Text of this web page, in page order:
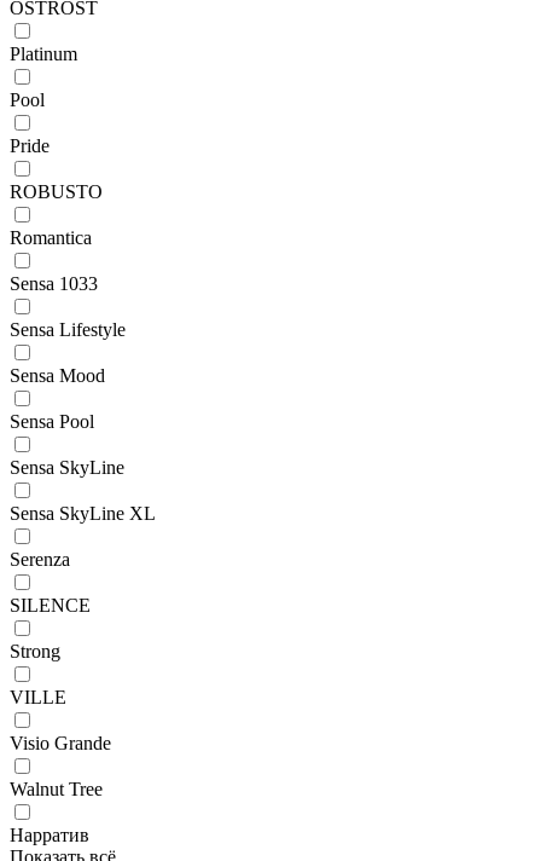
OSTROST
Platinum
Pool
Pride
ROBUSTO
Romantica
Sensa 1033
Sensa Lifestyle
Sensa Mood
Sensa Pool
Sensa SkyLine
Sensa SkyLine XL
Serenza
SILENCE
Strong
VILLE
Visio Grande
Walnut Tree
Нарратив
Показать всё